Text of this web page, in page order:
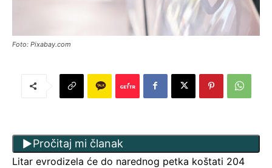
Foto: Pixabay.com
Pročitaj mi članak
Litar evrodizela će do narednog petka koštati 204